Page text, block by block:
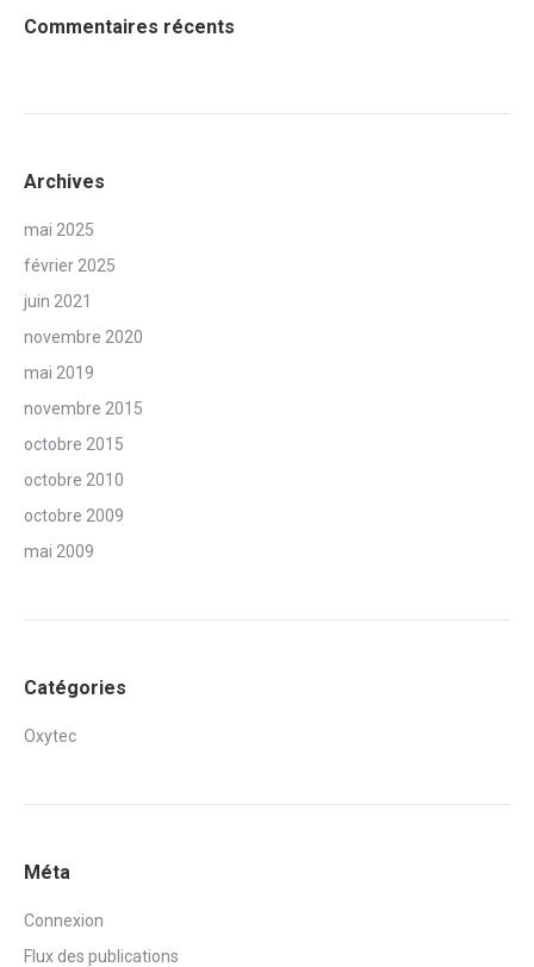
Commentaires récents
Archives
mai 2025
février 2025
juin 2021
novembre 2020
mai 2019
novembre 2015
octobre 2015
octobre 2010
octobre 2009
mai 2009
Catégories
Oxytec
Méta
Connexion
Flux des publications